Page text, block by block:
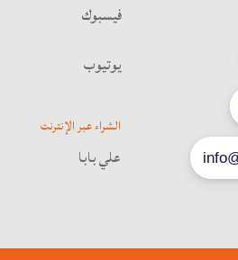
فيسبوك
يوتيوب
الشراء عبر الإنترنت
علي بابا